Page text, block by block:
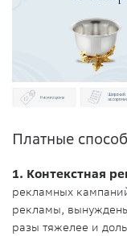
Платные
1. Контекстная
рекламных
рекламы,
разы тяжелее и